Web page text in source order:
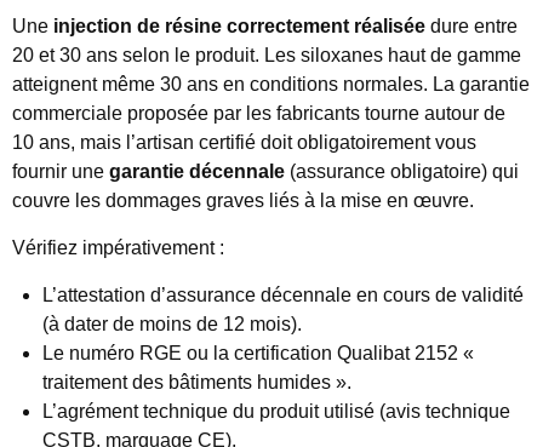
Une injection de résine correctement réalisée dure entre
20 et 30 ans selon le produit. Les siloxanes haut de gamme
atteignent même 30 ans en conditions normales. La garantie
commerciale proposée par les fabricants tourne autour de
10 ans, mais l’artisan certifié doit obligatoirement vous
fournir une garantie décennale (assurance obligatoire) qui
couvre les dommages graves liés à la mise en œuvre.
Vérifiez impérativement :
L’attestation d’assurance décennale en cours de validité
(à dater de moins de 12 mois).
Le numéro RGE ou la certification Qualibat 2152 «
traitement des bâtiments humides ».
L’agrément technique du produit utilisé (avis technique
CSTB, marquage CE).